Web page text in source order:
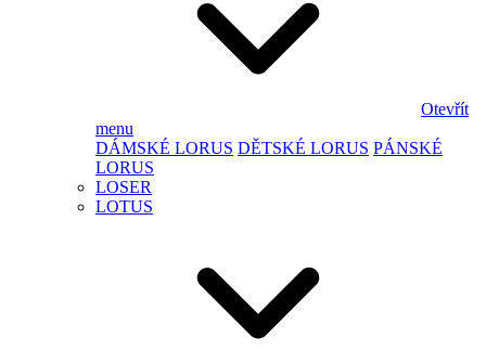
Otevřít
menu
DÁMSKÉ LORUS DĚTSKÉ LORUS PÁNSKÉ
LORUS
LOSER
LOTUS